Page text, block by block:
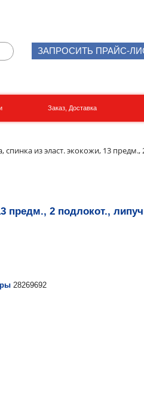
ЗАПРОСИТЬ ПРАЙС-
Заказ, Доставка
спинка из эласт. экокожи, 13
предм., 2 подлокот.,
28269692